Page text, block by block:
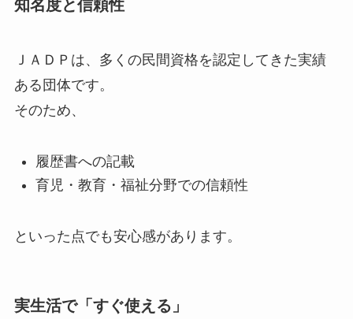
知名度と信頼性
ＪＡＤＰは、多くの民間資格を認定してきた実績
ある団体です。
そのため、
履歴書への記載
育児・教育・福祉分野での信頼性
といった点でも安心感があります。
実生活で「すぐ使える」